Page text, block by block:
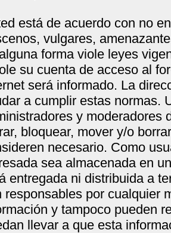
está de acuerdo con no
vulgares,
forma viole leyes
su cuenta de acceso al
será informado. La
a cumplir estas normas.
y moderadores
bloquear, mover y/o
necesario. Como
sea almacenada en
entregada ni distribuida a
responsables por cualquier
y tampoco pueden
llevar a que esta